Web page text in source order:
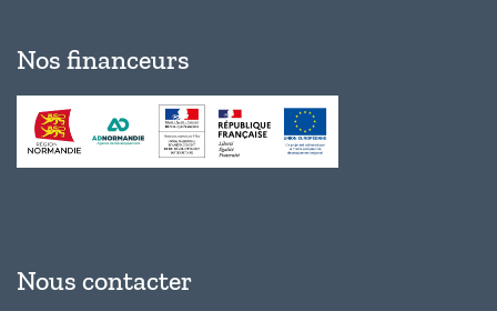
Nos financeurs
Nous contacter